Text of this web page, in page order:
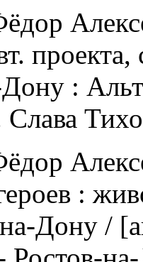
проекта,
:
Слава
:
Дону /